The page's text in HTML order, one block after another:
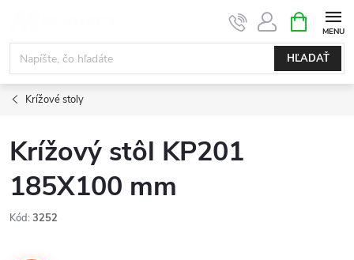
obsah
HĽADAŤ
KOŠÍK
Krížové stoly
Krížový stôl KP201
185X100 mm
Kód: 3252